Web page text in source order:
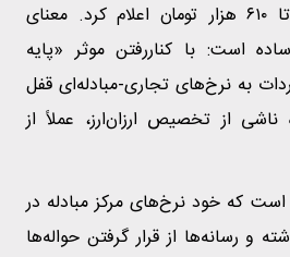
هر کیلو را حدوداً ۳۱۰ تا ۶۱۰ هزار تومان اعلام کرد. معنای
است: با کناررفتن موثر «پایه
به نرخ‌های تجاری-مبادله‌ای قفل
از تخصیص ارزان‌ارز، عملاً از
که خود نرخ‌های مرکز مبادله در
و رسانه‌ها از قرار گرفتن حواله‌ها